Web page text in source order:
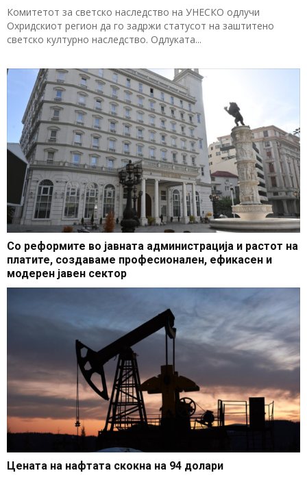
Комитетот за светско наследство на УНЕСКО одлучи
Охридскиот регион да го задржи статусот на заштитено
светско културно наследство. Одлуката...
Со реформите во јавната администрација и растот на
платите, создаваме професионален, ефикасен и
модерен јавен сектор
Цената на нафтата скокна на 94 долари